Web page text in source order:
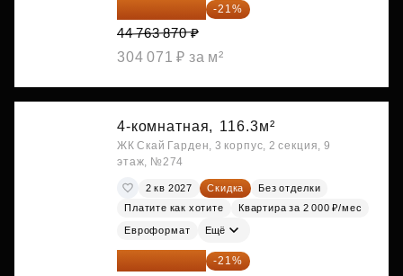
35 363 457 ₽ -21%
44 763 870 ₽
304 071 ₽ за м²
4-комнатная, 116.3м²
ЖК Скай Гарден, 3 корпус, 2 секция, 9
этаж, №274
2 кв 2027 Скидка
Без отделки
Платите как хотите
Квартира за 2 000 ₽/мес
Евроформат Ещё
36 006 596 ₽ -21%